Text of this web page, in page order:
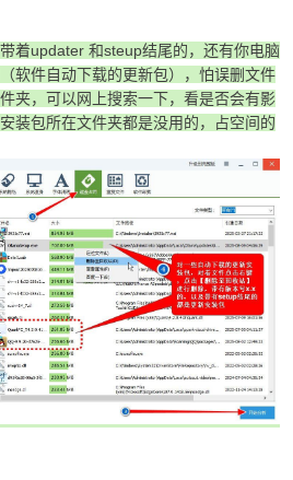
着updater 和steup结尾的，还有你电脑
软件自动下载的更新包），怕误删文件
夹，可以网上搜索一下，看是否会有影
装包所在文件夹都是没用的，占空间的